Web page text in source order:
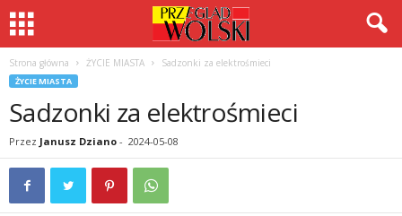
Strona główna ŻYCIE MIASTA Sadzonki za elektrośmieci
ŻYCIE MIASTA
Sadzonki za elektrośmieci
Przez Janusz Dziano - 2024-05-08